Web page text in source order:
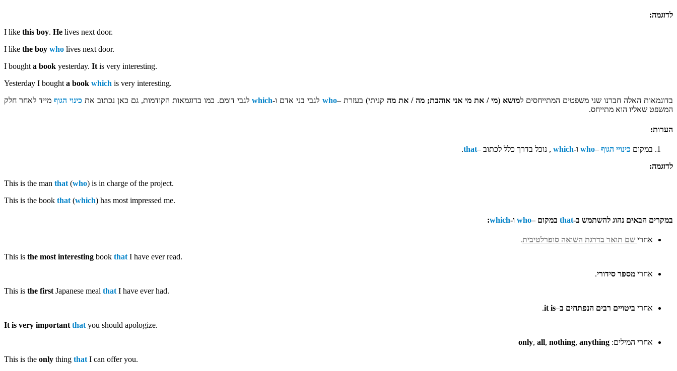
לדוגמה:
I like this boy. He lives next door.
I like the boy who lives next door.
I bought a book yesterday. It is very interesting.
Yesterday I bought a book which is very interesting.
בדוגמאות האלה חברנו שני משפטים המתייחסים למושא (מי / את מי אני אוהבת; מה / את מה קניתי) בעזרת –who לגבי בני אדם ו-whichלגבי דומם. כמו בדוגמאות הקודמות, גם כאן נכתוב את כינוי הגוף מייד לאחר חלק
המשפט שאליו הוא מתייחס.
הערות:
במקום כינויי הגוף –
who ו-which , נוכל בדרך כלל לכתוב –that
.
לדוגמה:
This is the man that (who) is in charge of the project.
This is the book that (which) has most impressed me.
במקרים הבאים נהוג להשתמש ב-that במקום –who ו-which
:
אחרי שם תואר בדרגת השואה סופרלטיבית.
This is the most interesting book that I have ever read.
אחרי מספר סידורי.
This is the first Japanese meal that I have ever had.
אחרי ביטויים רבים הנפתחים ב–
it is
.
It is very important that you should apologize.
אחרי המילים:
only, all, nothing, anything
This is the only thing that I can offer you.